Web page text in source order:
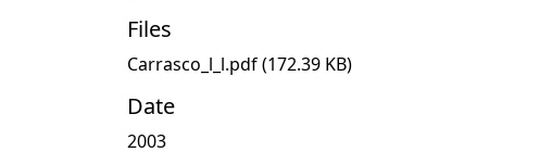
Files
Carrasco_l_l.pdf(172.39 KB)
Date
2003